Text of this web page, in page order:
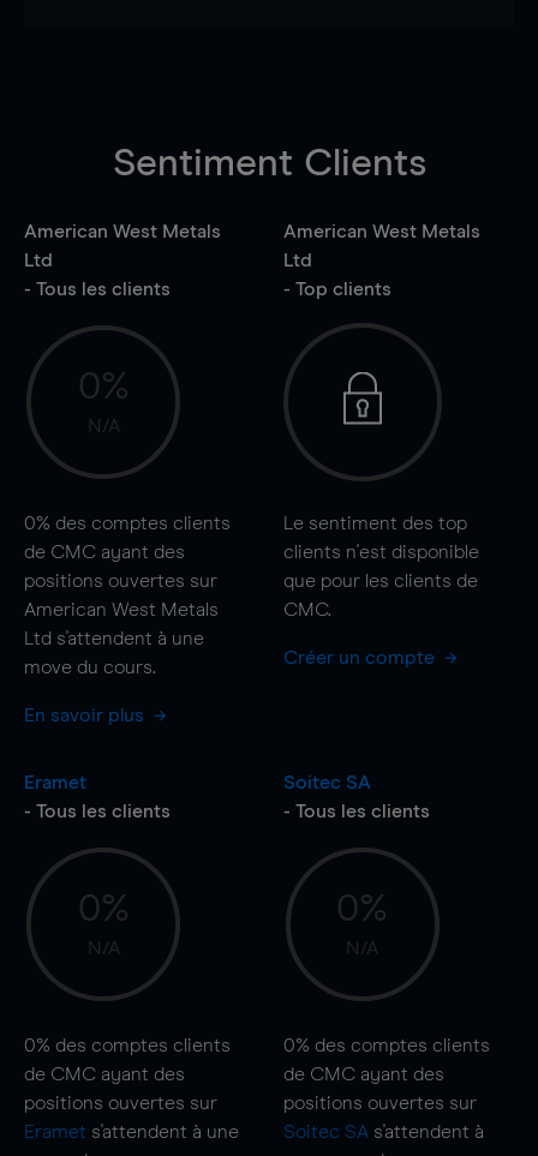
Sentiment Clients
American West Metals
Ltd
- Tous les clients
0%
N/A
0% des comptes clients
de CMC ayant des
positions ouvertes sur
American West Metals
Ltd s'attendent à une
move du cours.
En savoir plus
American West Metals
Ltd
- Top clients
Le sentiment des top
clients n'est disponible
que pour les clients de
CMC.
Créer un compte
Eramet
- Tous les clients
0%
N/A
0% des comptes clients
de CMC ayant des
positions ouvertes sur
Eramet s'attendent à une
Soitec SA
- Tous les clients
0%
N/A
0% des comptes clients
de CMC ayant des
positions ouvertes sur
Soitec SA s'attendent à